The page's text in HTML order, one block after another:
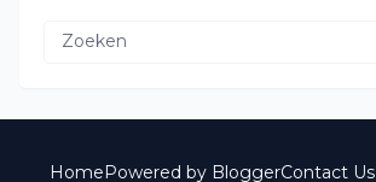
HomePowered by BloggerContact Us